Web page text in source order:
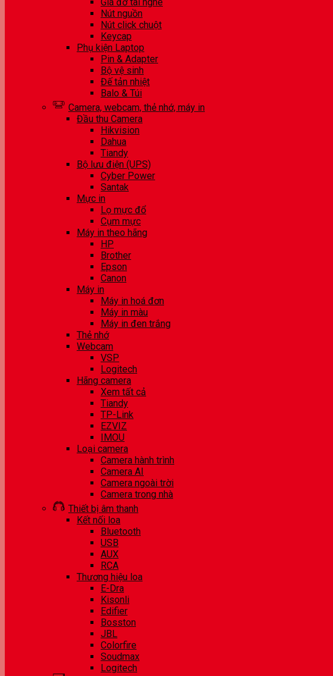
Nút nguồn
Nút click chuột
Keycap
Phụ kiện Laptop
Pin & Adapter
Bộ vệ sinh
Đế tản nhiệt
Balo & Túi
Camera, webcam, thẻ nhớ, máy in
Đầu thu Camera
Hikvision
Dahua
Tiandy
Bộ lưu điện (UPS)
Cyber Power
Santak
Mực in
Lọ mực đổ
Cụm mực
Máy in theo hãng
HP
Brother
Epson
Canon
Máy in
Máy in hoá đơn
Máy in màu
Máy in đen trắng
Thẻ nhớ
Webcam
VSP
Logitech
Hãng camera
Xem tất cả
Tiandy
TP-Link
EZVIZ
IMOU
Loại camera
Camera hành trình
Camera AI
Camera ngoài trời
Camera trong nhà
Thiết bị âm thanh
Kết nối loa
Bluetooth
USB
AUX
RCA
Thương hiệu loa
E-Dra
Kisonli
Edifier
Bosston
JBL
Colorfire
Soudmax
Logitech